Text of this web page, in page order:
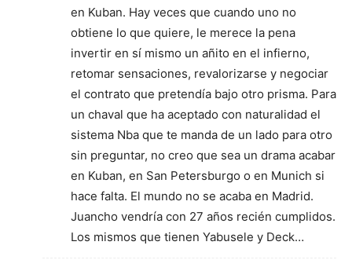
en Kuban. Hay veces que cuando uno no
obtiene lo que quiere, le merece la pena
invertir en sí mismo un añito en el infierno,
retomar sensaciones, revalorizarse y negociar
el contrato que pretendía bajo otro prisma. Para
un chaval que ha aceptado con naturalidad el
sistema Nba que te manda de un lado para otro
sin preguntar, no creo que sea un drama acabar
en Kuban, en San Petersburgo o en Munich si
hace falta. El mundo no se acaba en Madrid.
Juancho vendría con 27 años recién cumplidos.
Los mismos que tienen Yabusele y Deck…